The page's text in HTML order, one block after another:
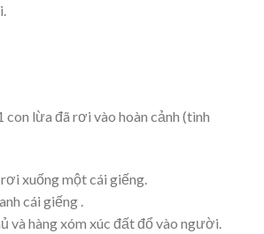
con lừa đã rơi vào hoàn cảnh (tình
xuống một cái giếng.
cái giếng .
và hàng xóm xúc đất đổ vào người.